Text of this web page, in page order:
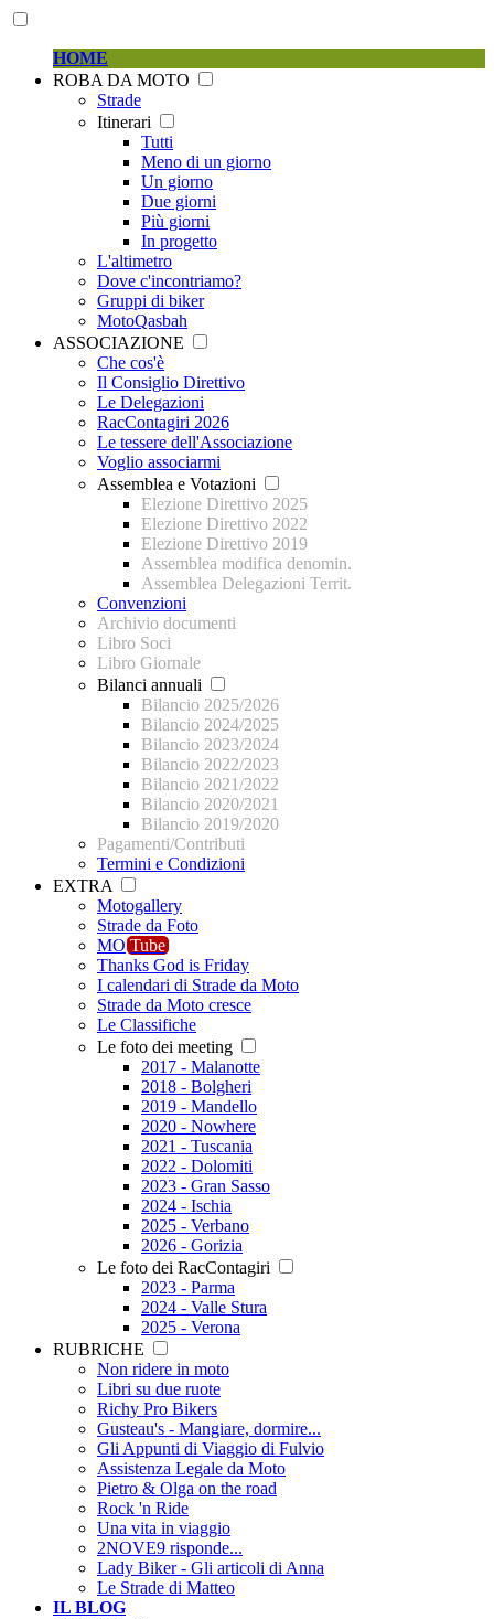
HOME
ROBA DA MOTO
Strade
Itinerari
Tutti
Meno di un giorno
Un giorno
Due giorni
Più giorni
In progetto
L'altimetro
Dove c'incontriamo?
Gruppi di biker
MotoQasbah
ASSOCIAZIONE
Che cos'è
Il Consiglio Direttivo
Le Delegazioni
RacContagiri 2026
Le tessere dell'Associazione
Voglio associarmi
Assemblea e Votazioni
Elezione Direttivo 2025
Elezione Direttivo 2022
Elezione Direttivo 2019
Assemblea modifica denomin.
Assemblea Delegazioni Territ.
Convenzioni
Archivio documenti
Libro Soci
Libro Giornale
Bilanci annuali
Bilancio 2025/2026
Bilancio 2024/2025
Bilancio 2023/2024
Bilancio 2022/2023
Bilancio 2021/2022
Bilancio 2020/2021
Bilancio 2019/2020
Pagamenti/Contributi
Termini e Condizioni
EXTRA
Motogallery
Strade da Foto
MO Tube
Thanks God is Friday
I calendari di Strade da Moto
Strade da Moto cresce
Le Classifiche
Le foto dei meeting
2017 - Malanotte
2018 - Bolgheri
2019 - Mandello
2020 - Nowhere
2021 - Tuscania
2022 - Dolomiti
2023 - Gran Sasso
2024 - Ischia
2025 - Verbano
2026 - Gorizia
Le foto dei RacContagiri
2023 - Parma
2024 - Valle Stura
2025 - Verona
RUBRICHE
Non ridere in moto
Libri su due ruote
Richy Pro Bikers
Gusteau's - Mangiare, dormire...
Gli Appunti di Viaggio di Fulvio
Assistenza Legale da Moto
Pietro & Olga on the road
Rock 'n Ride
Una vita in viaggio
2NOVE9 risponde...
Lady Biker - Gli articoli di Anna
Le Strade di Matteo
IL BLOG